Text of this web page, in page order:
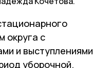
округа с
и выступлениями
уборочной.